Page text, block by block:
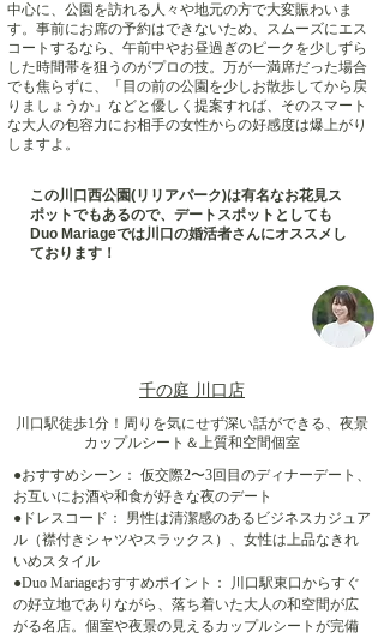
中心に、公園を訪れる人々や地元の方で大変賑わいま
す。事前にお席の予約はできないため、スムーズにエス
コートするなら、午前中やお昼過ぎのピークを少しずら
した時間帯を狙うのがプロの技。万が一満席だった場合
でも焦らずに、「目の前の公園を少しお散歩してから戻
りましょうか」などと優しく提案すれば、そのスマート
な大人の包容力にお相手の女性からの好感度は爆上がり
しますよ。
この川口西公園(リリアパーク)は有名なお花見ス
ポットでもあるので、デートスポットとしても
Duo Mariageでは川口の婚活者さんにオススメし
ております！
千の庭 川口店
川口駅徒歩1分！周りを気にせず深い話ができる、夜景
カップルシート＆上質和空間個室
●おすすめシーン： 仮交際2〜3回目のディナーデート、
お互いにお酒や和食が好きな夜のデート
●ドレスコード： 男性は清潔感のあるビジネスカジュア
ル（襟付きシャツやスラックス）、女性は上品なきれ
いめスタイル
●Duo Mariageおすすめポイント： 川口駅東口からすぐ
の好立地でありながら、落ち着いた大人の和空間が広
がる名店。個室や夜景の見えるカップルシートが完備